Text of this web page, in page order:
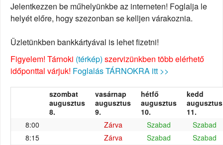
Jelentkezzen be műhelyünkbe az interneten! Foglalja le
helyét előre, hogy szezonban se kelljen várakoznia.
Üzletünkben bankkártyával is lehet fizetni!
Figyelem! Tárnoki (térkép) szervizünkben több elérhető
időponttal várjuk! Foglalás TÁRNOKRA itt >>
szombat
augusztus
8.
vasárnap
augusztus
9.
hétfő
augusztus
10.
kedd
augusztus
11.
8:00
Zárva Szabad
Szabad
8:15
Zárva Szabad
Szabad